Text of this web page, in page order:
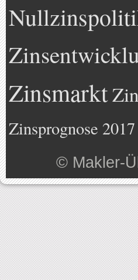
Zinsmarkt
Zinsprognose 2017
© Makler-